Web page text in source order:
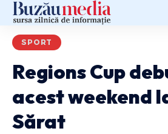
SPORT
Regions Cup
acest weekend
Sărat